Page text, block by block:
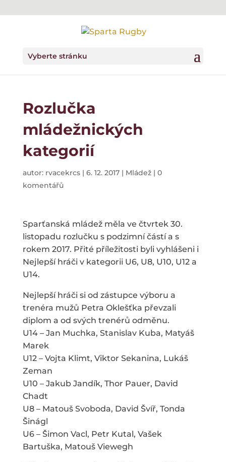
Vyberte stránku
Rozlučka
mládežnických
kategorií
autor: rvacekrcs| 6. 12. 2017| Mládež| 0
komentářů
Sparťanská mládež měla ve čtvrtek 30.
listopadu rozlučku s podzimní částí a s
rokem 2017. Přité příležitosti byli vyhlášeni i
Nejlepší hráči v kategorii U6, U8, U10, U12 a
U14.
Nejlepší hráči si od zástupce výboru a
trenéra mužů Petra Oklešťka převzali
diplom a od svých trenérů odměnu.
U14 – Jan Muchka, Stanislav Kuba, Matyáš
Marek
U12 – Vojta Klimt, Viktor Sekanina, Lukáš
Zeman
U10 – Jakub Jandík, Thor Pauer, David
Chadt
U8 – Matouš Svoboda, David Švíř, Tonda
Šinágl
U6 – Šimon Vacl, Petr Kutal, Vašek
Bartuška, Matouš Viewegh